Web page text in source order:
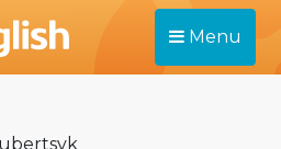
Menu